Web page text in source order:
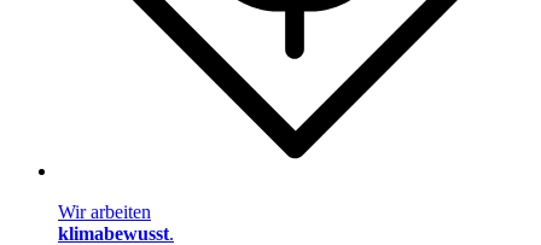
Wir arbeiten
klimabewusst.